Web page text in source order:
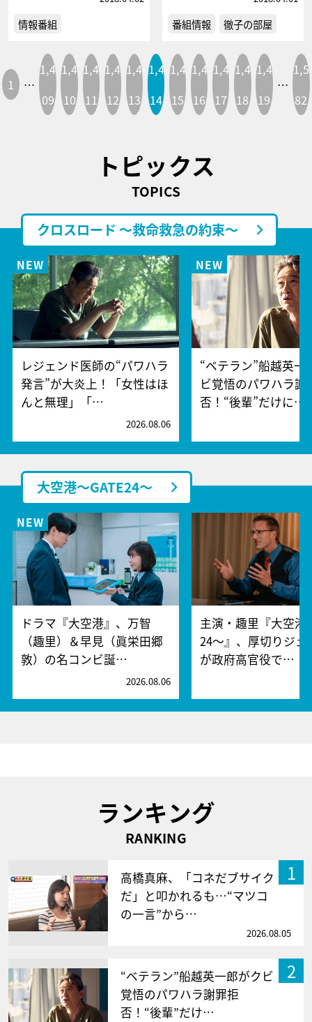
情報番組 番組情報 徹子の部屋
1 …
1,4
09
1,4
10
1,4
11
1,4
12
1,4
13
1,4
14
1,4
15
1,4
16
1,4
17
1,4
18
1,4
19
…
1,5
82
トピックス
TOPICS
クロスロード ～救命救急の約束～
レジェンド医師の“パワハラ
発言”が大炎上！「女性はほ
んと無理」「…
2026.08.06
“ベテラン”船越英一
ビ覚悟のパワハラ謝
否！“後輩”だけに…
大空港～GATE24～
ドラマ『大空港』、万智
（趣里）＆早見（眞栄田郷
敦）の名コンビ誕…
2026.08.06
主演・趣里『大空港
24～』、厚切りジェ
が政府高官役で…
ランキング
RANKING
1
高橋真麻、「コネだブサイク
だ」と叩かれるも…“マツコ
の一言”から…
2026.08.05
2
“ベテラン”船越英一郎がクビ
覚悟のパワハラ謝罪拒
否！“後輩”だけ…